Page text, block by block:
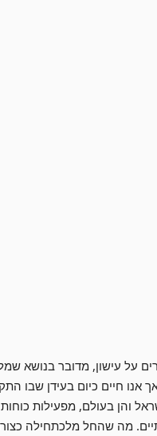
על עישון, מדובר בנושא
אנו חיים כיום בעידן שבו
והן בעולם, מפעילות
מה שהחל מלכתחילה